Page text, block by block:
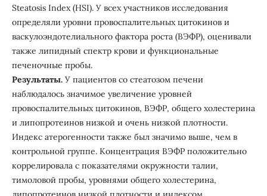
Steatosis Index (HSI). У всех участников исследования
определяли уровни провоспалительных цитокинов и
васкулоэндотелиального фактора роста (ВЭФР), оценивали
также липидный спектр крови и функциональные
печеночные пробы.
Результаты.У пациентов со стеатозом печени
наблюдалось значимое увеличение уровней
провоспалительных цитокинов, ВЭФР, общего холестерина
и липопротеинов низкой и очень низкой плотности.
Индекс атерогенности также был значимо выше, чем в
контрольной группе. Концентрация ВЭФР положительно
коррелировала с показателями окружности талии,
тимоловой пробы, уровнями общего холестерина,